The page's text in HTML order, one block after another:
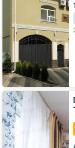
Гостевой
дом
Алые
Паруса
на
Тургенева